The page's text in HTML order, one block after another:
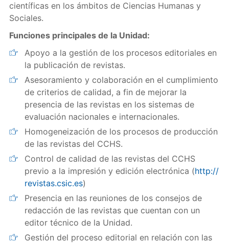
científicas en los ámbitos de Ciencias Humanas y
Sociales.
Funciones principales de la Unidad:
Apoyo a la gestión de los procesos editoriales en
la publicación de revistas.
Asesoramiento y colaboración en el cumplimiento
de criterios de calidad, a fin de mejorar la
presencia de las revistas en los sistemas de
evaluación nacionales e internacionales.
Homogeneización de los procesos de producción
de las revistas del CCHS.
Control de calidad de las revistas del CCHS
previo a la impresión y edición electrónica (http://
revistas.csic.es)
Presencia en las reuniones de los consejos de
redacción de las revistas que cuentan con un
editor técnico de la Unidad.
Gestión del proceso editorial en relación con las